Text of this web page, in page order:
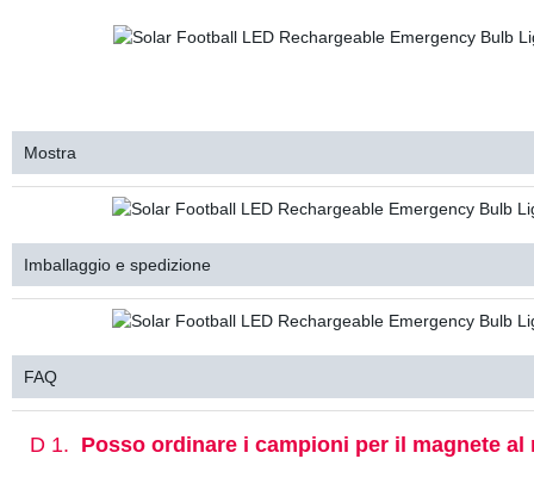
Mostra
Imballaggio e spedizione
FAQ
D 1. Posso ordinare i campioni per il magnete al